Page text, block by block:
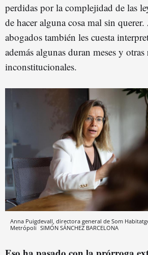
perdidas por la complejidad de las
de hacer alguna cosa mal sin
abogados también les cuesta
además algunas duran meses y
inconstitucionales.
Anna Puigdevall, directora general de Som
Metrópoli SIMÓN SÁNCHEZ BARCELONA